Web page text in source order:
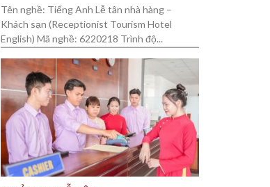
Tên nghề: Tiếng Anh Lễ tân nhà hàng –
Khách sạn (Receptionist Tourism Hotel
English) Mã nghề: 6220218 Trình độ...